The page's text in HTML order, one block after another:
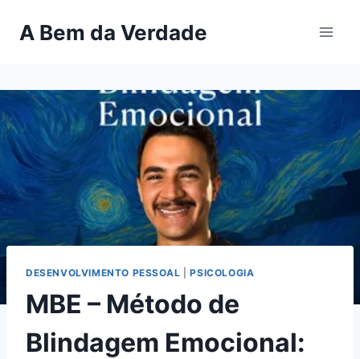
paraA Bem da Verdade
DESENVOLVIMENTO PESSOAL |PSICOLOGIA
MBE – Método de
Blindagem Emocional: